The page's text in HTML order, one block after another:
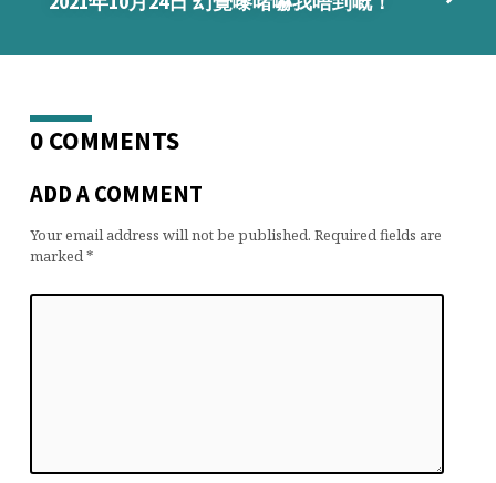
0 COMMENTS
ADD A COMMENT
Your email address will not be published. Required fields are
marked*